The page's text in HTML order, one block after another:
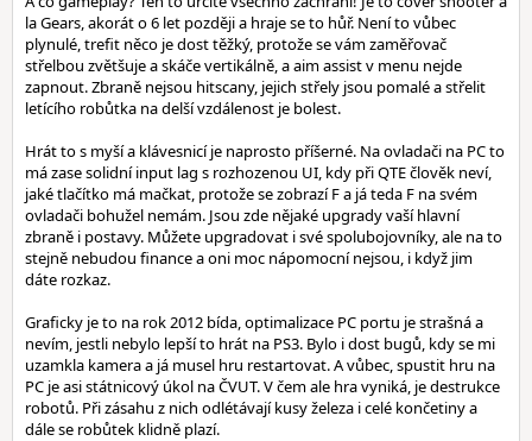
la Gears, akorát o 6 let později a hraje se to hůř. Není to vůbec
plynulé, trefit něco je dost těžký, protože se vám zaměřovač
střelbou zvětšuje a skáče vertikálně, a aim assist v menu nejde
zapnout. Zbraně nejsou hitscany, jejich střely jsou pomalé a střelit
letícího robůtka na delší vzdálenost je bolest.
Hrát to s myší a klávesnicí je naprosto příšerné. Na ovladači na PC to
má zase solidní input lag s rozhozenou UI, kdy při QTE člověk neví,
jaké tlačítko má mačkat, protože se zobrazí F a já teda F na svém
ovladači bohužel nemám. Jsou zde nějaké upgrady vaší hlavní
zbraně i postavy. Můžete upgradovat i své spolubojovníky, ale na to
stejně nebudou finance a oni moc nápomocní nejsou, i když jim
dáte rozkaz.
Graficky je to na rok 2012 bída, optimalizace PC portu je strašná a
nevím, jestli nebylo lepší to hrát na PS3. Bylo i dost bugů, kdy se mi
uzamkla kamera a já musel hru restartovat. A vůbec, spustit hru na
PC je asi státnicový úkol na ČVUT. V čem ale hra vyniká, je destrukce
robotů. Při zásahu z nich odlétávají kusy železa i celé končetiny a
dále se robůtek klidně plazí.